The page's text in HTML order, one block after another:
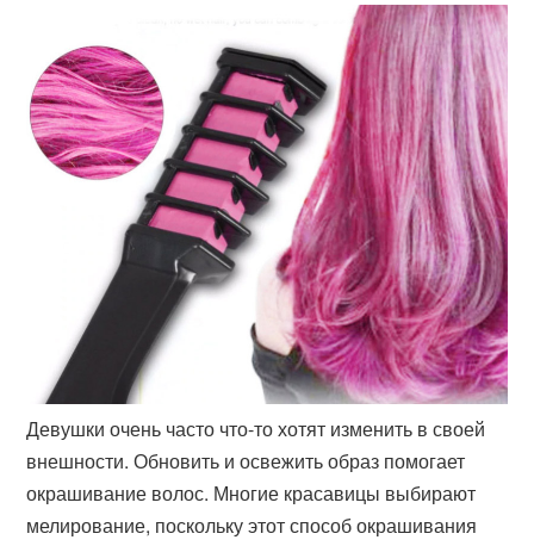
Девушки очень часто что-то хотят изменить в своей
внешности. Обновить и освежить образ помогает
окрашивание волос. Многие красавицы выбирают
мелирование, поскольку этот способ окрашивания